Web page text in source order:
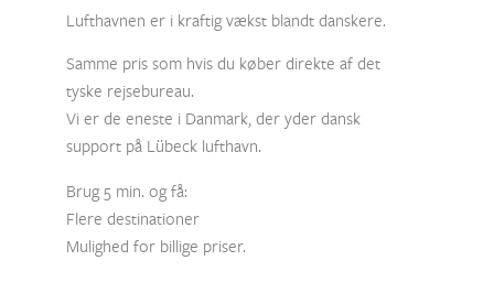
Lufthavnen er i kraftig vækst blandt danskere.
Samme pris som hvis du køber direkte af det
tyske rejsebureau.
Vi er de eneste i Danmark, der yder dansk
support på Lübeck lufthavn.
Brug 5 min. og få:
Flere destinationer
Mulighed for billige priser.